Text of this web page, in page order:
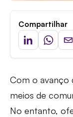
Compartilhar
Com o avanço
meios de
No entanto,